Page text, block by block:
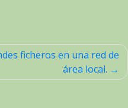
ficheros en una red de
área local.